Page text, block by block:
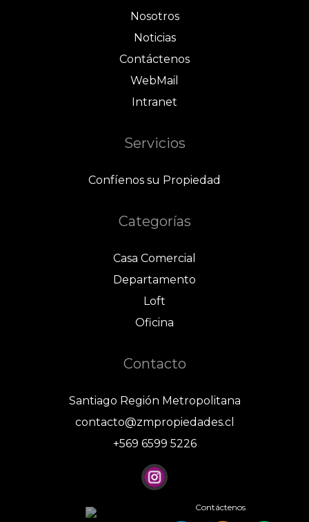
Nosotros
Noticias
Contáctenos
WebMail
Intranet
Servicios
Confíenos su Propiedad
Categorías
Casa Comercial
Departamento
Loft
Oficina
Contacto
Santiago Región Metropolitana
contacto@zmpropiedades.cl
+569 6599 5226
Contáctenos